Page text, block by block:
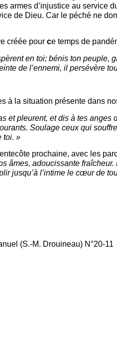
armes d’injustice au service
de Dieu. Car le péché ne
créée pour ce temps de
en toi; bénis ton peuple,
de l’ennemi, il persévère
à la situation présente dans
et pleurent, et dis à tes
Soulage ceux qui
toi. »
prochaine, avec les
âmes, adoucissante
jusqu’à l’intime le cœur de
(S.-M. Drouineau) N°20-11